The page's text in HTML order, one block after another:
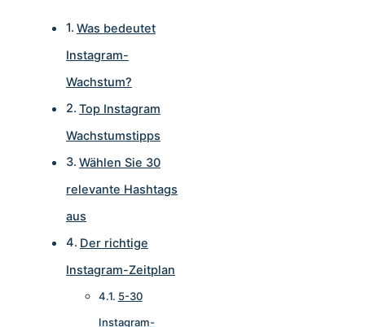
Was bedeutet
Instagram-
Wachstum?
Top Instagram
Wachstumstipps
Wählen Sie 30
relevante Hashtags
aus
Der richtige
Instagram-Zeitplan
5-30
Instagram-